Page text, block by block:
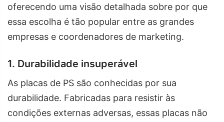
oferecendo uma visão detalhada sobre por que
essa escolha é tão popular entre as grandes
empresas e coordenadores de marketing.
1. Durabilidade insuperável
As placas de PS são conhecidas por sua
durabilidade. Fabricadas para resistir às
condições externas adversas, essas placas não